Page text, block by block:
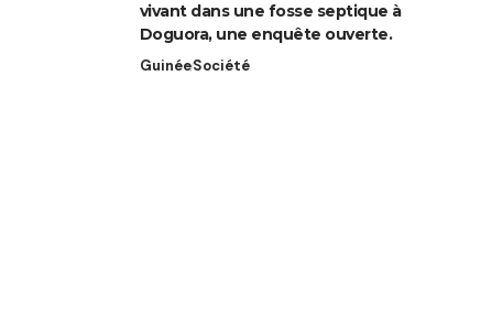
vivant dans une fosse septique à
Doguora, une enquête ouverte.
GuinéeSociété